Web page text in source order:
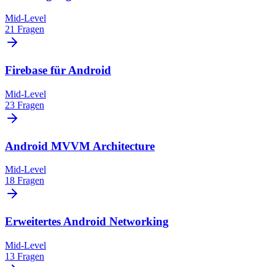
Mid-Level
21 Fragen
Firebase für Android
Mid-Level
23 Fragen
Android MVVM Architecture
Mid-Level
18 Fragen
Erweitertes Android Networking
Mid-Level
13 Fragen